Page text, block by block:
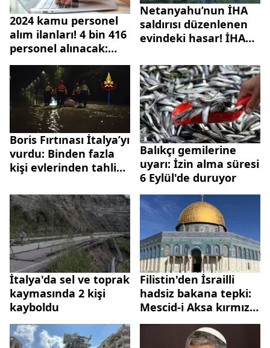
2024 kamu personel
alım ilanları! 4 bin 416
personel alınacak:
Subay, pilot, hemşire,
itfaiye eri, zabıta…
Netanyahu’nun İHA
saldırısı düzenlenen
evindeki hasar! İHA
isabet etmiş
Boris Fırtınası İtalya’yı
vurdu: Binden fazla
kişi evlerinden tahliye
Balıkçı gemilerine
uyarı: İzin alma süresi
6 Eylül'de duruyor
İtalya'da sel ve toprak
kaymasında 2 kişi
kayboldu
Filistin'den İsrailli
hadsiz bakana tepki:
Mescid-i Aksa kırmızı
çizgidir